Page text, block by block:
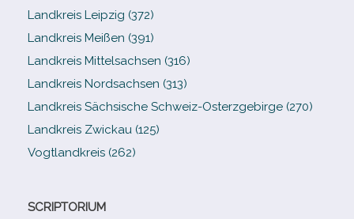
Landkreis Leipzig (372)
Landkreis Meißen (391)
Landkreis Mittelsachsen (316)
Landkreis Nordsachsen (313)
Landkreis Sächsische Schweiz-​Osterzgebirge (270)
Landkreis Zwickau (125)
Vogtlandkreis (262)
SCRIPTORIUM